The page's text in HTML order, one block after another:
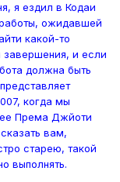
я ездил в Кодаи
ожидавшей
какой-то
завершения, и если
должна быть
когда мы
Према Джйоти
вам,
старею, такой
выполнять.